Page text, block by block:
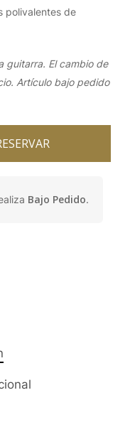
polivalentes de
guitarra. El cambio de
Artículo bajo pedido
Bajo Pedido.